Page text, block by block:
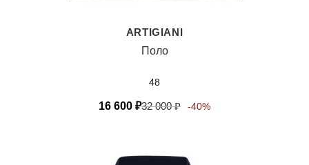
ARTIGIANI
Поло
48
16 600 ₽32 000₽ -40%